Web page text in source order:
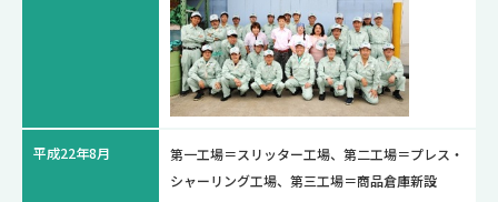
平成22年8月
第一工場＝スリッター工場、第二工場＝プレス・
シャーリング工場、第三工場＝商品倉庫新設